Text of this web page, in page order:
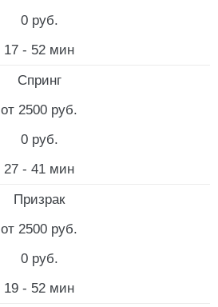
0 руб.
17 - 52 мин
Спринг
от 2500 руб.
0 руб.
27 - 41 мин
Призрак
от 2500 руб.
0 руб.
19 - 52 мин